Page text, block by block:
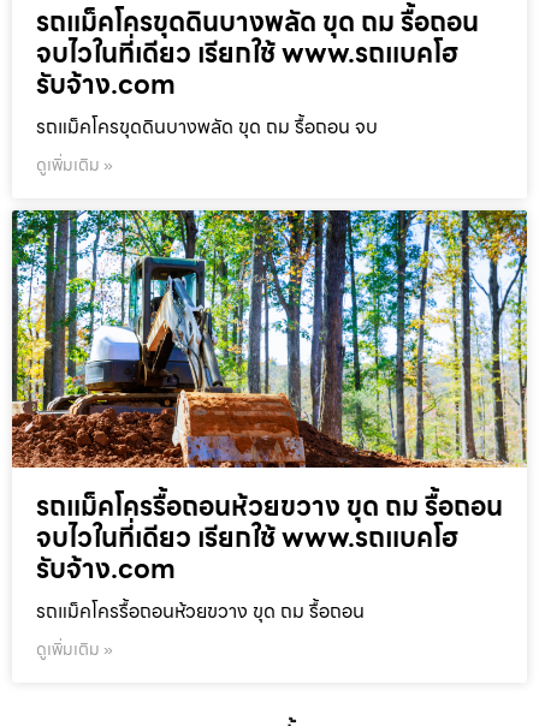
รถแม็คโครขุดดินบางพลัด ขุด ถม รื้อถอน
จบไวในที่เดียว เรียกใช้ www.รถแบคโฮ
รับจ้าง.com
รถแม็คโครขุดดินบางพลัด ขุด ถม รื้อถอน จบ
ดูเพิ่มเติม »
รถแม็คโครรื้อถอนห้วยขวาง ขุด ถม รื้อถอน
จบไวในที่เดียว เรียกใช้ www.รถแบคโฮ
รับจ้าง.com
รถแม็คโครรื้อถอนห้วยขวาง ขุด ถม รื้อถอน
ดูเพิ่มเติม »